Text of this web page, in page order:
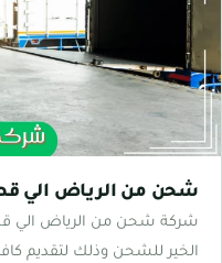
شحن من الرياض الي
شركة شحن من الرياض الي
الخير للشحن وذلك لتقديم